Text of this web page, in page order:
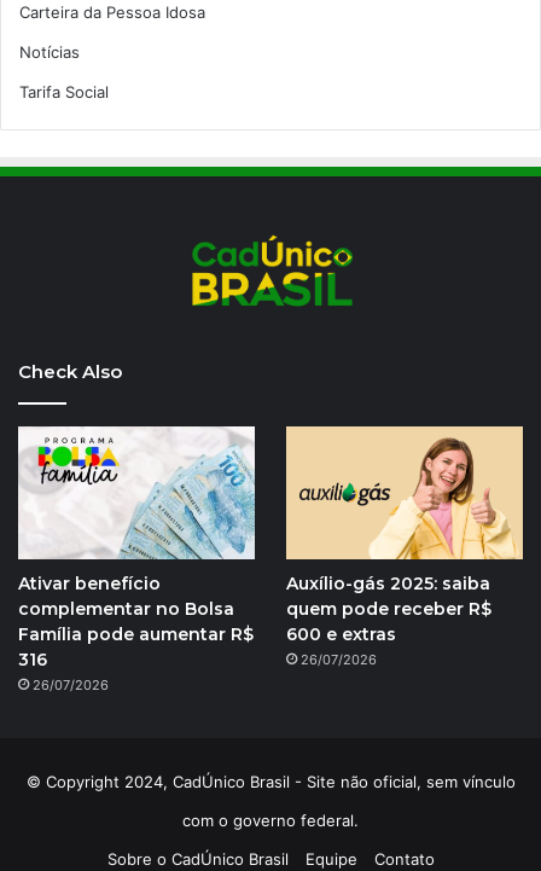
Carteira da Pessoa Idosa
Notícias
Tarifa Social
Check Also
Ativar benefício
complementar no Bolsa
Família pode aumentar R$
316
26/07/2026
Auxílio-gás 2025: saiba
quem pode receber R$
600 e extras
26/07/2026
© Copyright 2024, CadÚnico Brasil - Site não oficial, sem vínculo
com o governo federal.
Sobre o CadÚnico Brasil
Equipe Contato